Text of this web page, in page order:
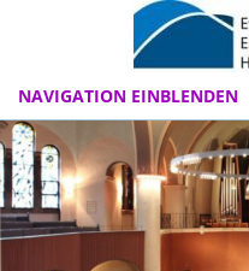
NAVIGATION EINBLENDEN